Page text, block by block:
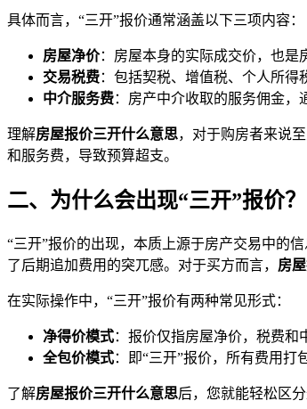
具体而言，“三开”报价通常涵盖以下三项内容：
房屋净价：房屋本身的实际成交价，也是
交易税费：包括契税、增值税、个人所得
中介服务费：房产中介收取的服务佣金，
理解房屋报价三开什么意思，对于购房者来说
和服务费，导致预算超支。
二、为什么会出现“三开”报价？
“三开”报价的出现，本质上源于房产交易中的
了后期追加费用的突兀感。对于买方而言， 房
在实际操作中，“三开”报价有两种常见形式：
净得价模式：报价仅指房屋净价，税费和
全包价模式：即“三开”报价，所有费用打
了解房屋报价三开什么意思后，您就能轻松区